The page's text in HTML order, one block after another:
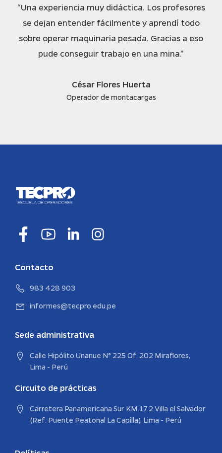
“Una experiencia muy didáctica. Los profesores
se dejan entender fácilmente y aprendí todo
sobre operar maquinaria pesada. Gracias a eso
pude conseguir trabajo en una mina.”
César Flores Huerta
Operador de montacargas
Contacto
983 428 903
informes@tecpro.edu.pe
Sede administrativa
Calle Hipólito Unanue N° 225 Of. 202 Miraflores,
Lima - Perú
Circuito de prácticas
Carretera Panamericana Sur KM.17.2 Villa el Salvador
(Ref. Puente Peatonal La Capilla), Lima - Perú